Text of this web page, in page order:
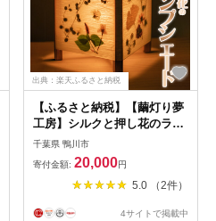
出典：楽天ふるさと納税
【ふるさと納税】【繭灯り夢
工房】シルクと押し花のラン
プシェード [0020-0099]
千葉県 鴨川市
寄付金額: 20,000円
5.0 （2件）
4サイトで掲載中